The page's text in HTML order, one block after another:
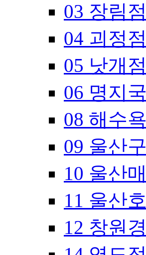
03 장림점
04 괴정점
05 낫개점
06 명지
08 해수
09 울산
10 울산
11 울산
12 창원